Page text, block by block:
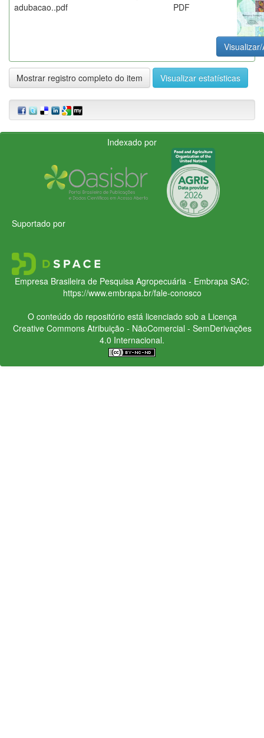
adubacao..pdf
PDF
Mostrar registro completo do item Visualizar estatísticas
Indexado por
Suportado por
Empresa Brasileira de Pesquisa Agropecuária - Embrapa SAC:
https://www.embrapa.br/fale-conosco
O conteúdo do repositório está licenciado sob a Licença
Creative CommonsAtribuição - NãoComercial - SemDerivações
4.0 Internacional.